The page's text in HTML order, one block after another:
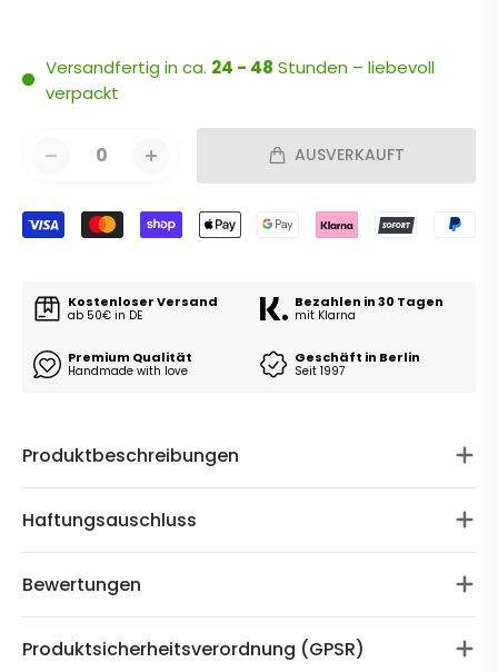
Versandfertig in ca. 24 - 48 Stunden – liebevoll
verpackt
0 AUSVERKAUFT
Kostenloser Versand
ab 50€ in DE
Bezahlen in 30 Tagen
mit Klarna
Premium Qualität
Handmade with love
Geschäft in Berlin
Seit 1997
Produktbeschreibungen
Haftungsauschluss
Bewertungen
Produktsicherheitsverordnung (GPSR)